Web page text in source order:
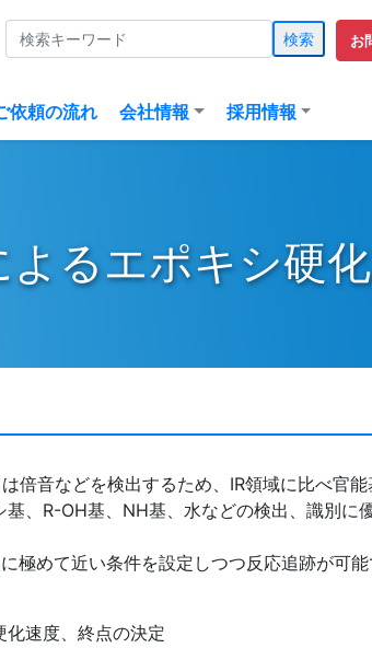
検索 お
依頼の流れ(current)
会社情報 採用情報
るエポキシ硬
倍音などを検出するため、IR領域に比べ官
、R-OH基、NH基、水などの検出、識別に
極めて近い条件を設定しつつ反応追跡が可
速度、終点の決定